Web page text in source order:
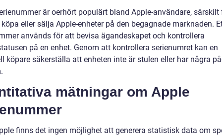
är oerhört populärt bland Apple-användare, särskilt
eller sälja Apple-enheter på den begagnade marknaden.
används för att bevisa ägandeskapet och kontrollera
på en enhet. Genom att kontrollera serienumret kan en
köpare säkerställa att enheten inte är stulen eller har några
mätningar om Apple
finns det ingen möjlighet att generera statistisk data om